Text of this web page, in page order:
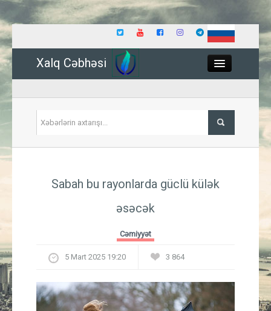
Xalq Cəbhəsi
İqtisadiyyat
Güney Azərbaycan
Sabah bu rayonlarda güclü külək
əsəcək
Cəmiyyət
5 Mart 2025 19:20 3 864